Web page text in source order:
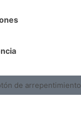
de arrepentimiento